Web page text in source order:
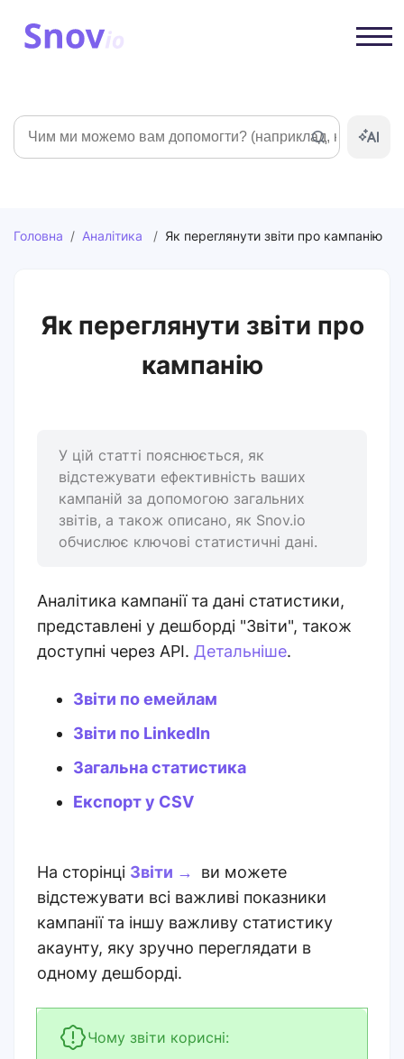
Пошук
Головна / Аналітика / Як переглянути звіти про кампанію
Як переглянути звіти про
кампанію
У цій статті пояснюється, як
відстежувати ефективність ваших
кампаній за допомогою загальних
звітів, а також описано, як Snov.io
обчислює ключові статистичні дані.
Аналітика кампанії та дані статистики,
представлені у дешборді "Звіти", також
доступні через API. Детальніше.
Звіти по емейлам
Звіти по LinkedIn
Загальна статистика
Експорт у CSV
На сторінці Звіти →
ви можете
відстежувати всі важливі показники
кампанії та іншу важливу статистику
акаунту, яку зручно переглядати в
одному дешборді.
Чому звіти корисні: